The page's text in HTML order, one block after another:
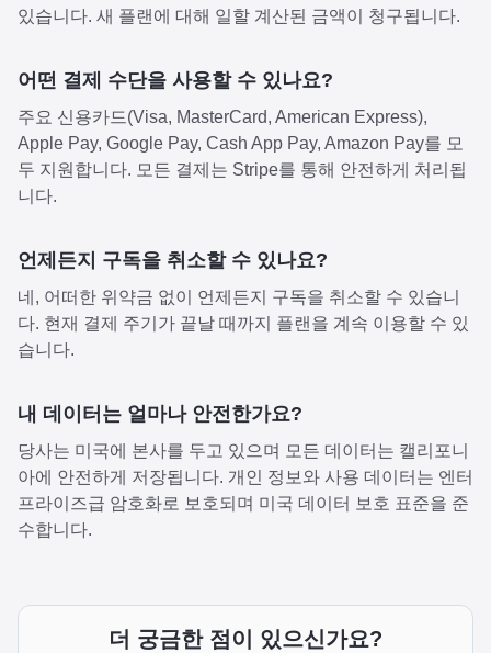
있습니다. 새 플랜에 대해 일할 계산된 금액이 청구됩니다.
어떤 결제 수단을 사용할 수 있나요?
주요 신용카드(Visa, MasterCard, American Express),
Apple Pay, Google Pay, Cash App Pay, Amazon Pay를 모
두 지원합니다. 모든 결제는 Stripe를 통해 안전하게 처리됩
니다.
언제든지 구독을 취소할 수 있나요?
네, 어떠한 위약금 없이 언제든지 구독을 취소할 수 있습니
다. 현재 결제 주기가 끝날 때까지 플랜을 계속 이용할 수 있
습니다.
내 데이터는 얼마나 안전한가요?
당사는 미국에 본사를 두고 있으며 모든 데이터는 캘리포니
아에 안전하게 저장됩니다. 개인 정보와 사용 데이터는 엔터
프라이즈급 암호화로 보호되며 미국 데이터 보호 표준을 준
수합니다.
더 궁금한 점이 있으신가요?